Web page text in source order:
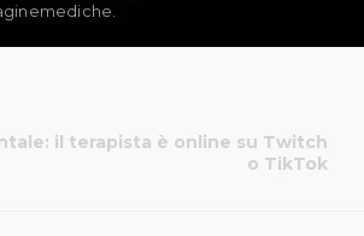
il terapista è online su Twitch
o TikTok